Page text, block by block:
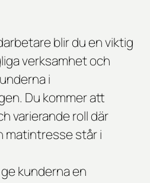
blir du en viktig
verksamhet och
i
Du kommer att
varierande roll där
matintresse står i
kunderna en